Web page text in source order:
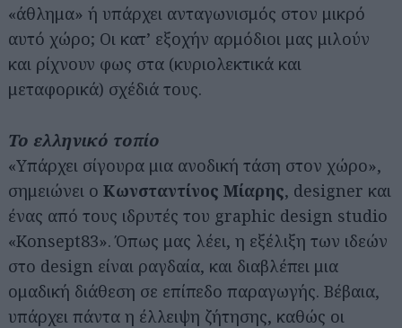
«άθλημα» ή υπάρχει ανταγωνισμός στον μικρό
αυτό χώρο; Οι κατ’ εξοχήν αρμόδιοι μας μιλούν
και ρίχνουν φως στα (κυριολεκτικά και
μεταφορικά) σχέδιά τους.
Το ελληνικό τοπίο
«Υπάρχει σίγουρα μια ανοδική τάση στον χώρο»,
σημειώνει ο Κωνσταντίνος Μίαρης, designer και
ένας από τους ιδρυτές του graphic design studio
«Konsept83». Όπως μας λέει, η εξέλιξη των ιδεών
στο design είναι ραγδαία, και διαβλέπει μια
ομαδική διάθεση σε επίπεδο παραγωγής. Βέβαια,
υπάρχει πάντα η έλλειψη ζήτησης, καθώς οι